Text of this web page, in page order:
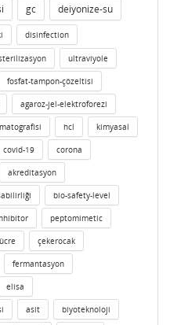
gc
deiyonize-su
disinfection
ultraviyole
fosfat-tampon-çözeltisi
agaroz-jel-elektroforezi
hcl kimyasal
covid-19 corona
akreditasyon
bio-safety-level
peptomimetic
çekerocak
fermantasyon
elisa
asit biyoteknoloji